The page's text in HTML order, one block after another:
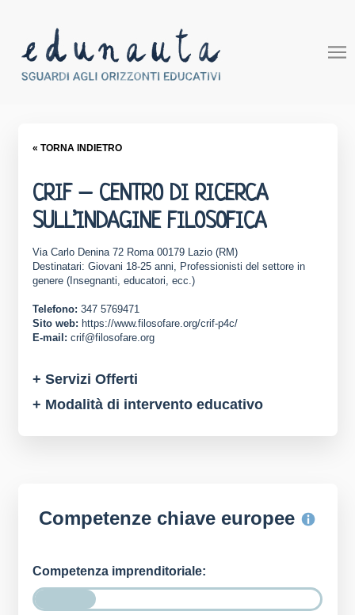
« TORNA INDIETRO
CRIF – CENTRO DI RICERCA
SULL’INDAGINE FILOSOFICA
Via Carlo Denina 72 Roma 00179 Lazio (RM)
Destinatari: Giovani 18-25 anni, Professionisti del settore in
genere (Insegnanti, educatori, ecc.)
Telefono: 347 5769471
Sito web: https://www.filosofare.org/crif-p4c/
E-mail: crif@filosofare.org
+ Servizi Offerti
+ Modalità di intervento educativo
Competenze chiave europee
Competenza imprenditoriale: